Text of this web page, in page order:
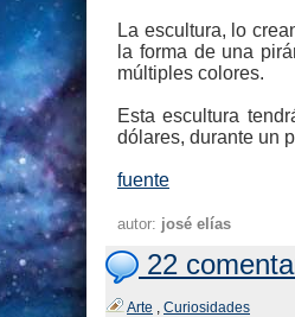
La escultura, lo
la forma de una
múltiples colores.
Esta escultura
dólares, durante un
fuente
autor: josé elías
22
Arte , Curiosidades